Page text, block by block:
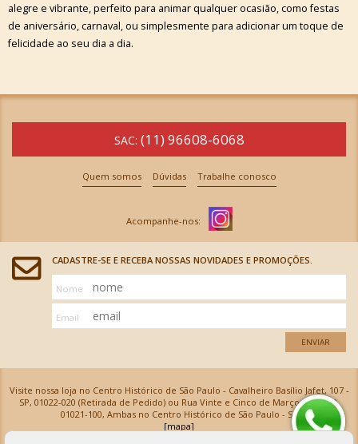
alegre e vibrante, perfeito para animar qualquer ocasião, como festas
de aniversário, carnaval, ou simplesmente para adicionar um toque de
felicidade ao seu dia a dia.
SAC: (11) 96608-6068
Quem somos Dúvidas Trabalhe conosco
CADASTRE-SE E RECEBA NOSSAS NOVIDADES E PROMOÇÕES.
Nome
Email
ENVIAR
Visite nossa loja no Centro Histórico de São Paulo - Cavalheiro Basílio Jafet, 107 -
SP, 01022-020 (Retirada de Pedido) ou Rua Vinte e Cinco de Março, 576 - SP,
01021-100, Ambas no Centro Histórico de São Paulo - SP
[mapa]